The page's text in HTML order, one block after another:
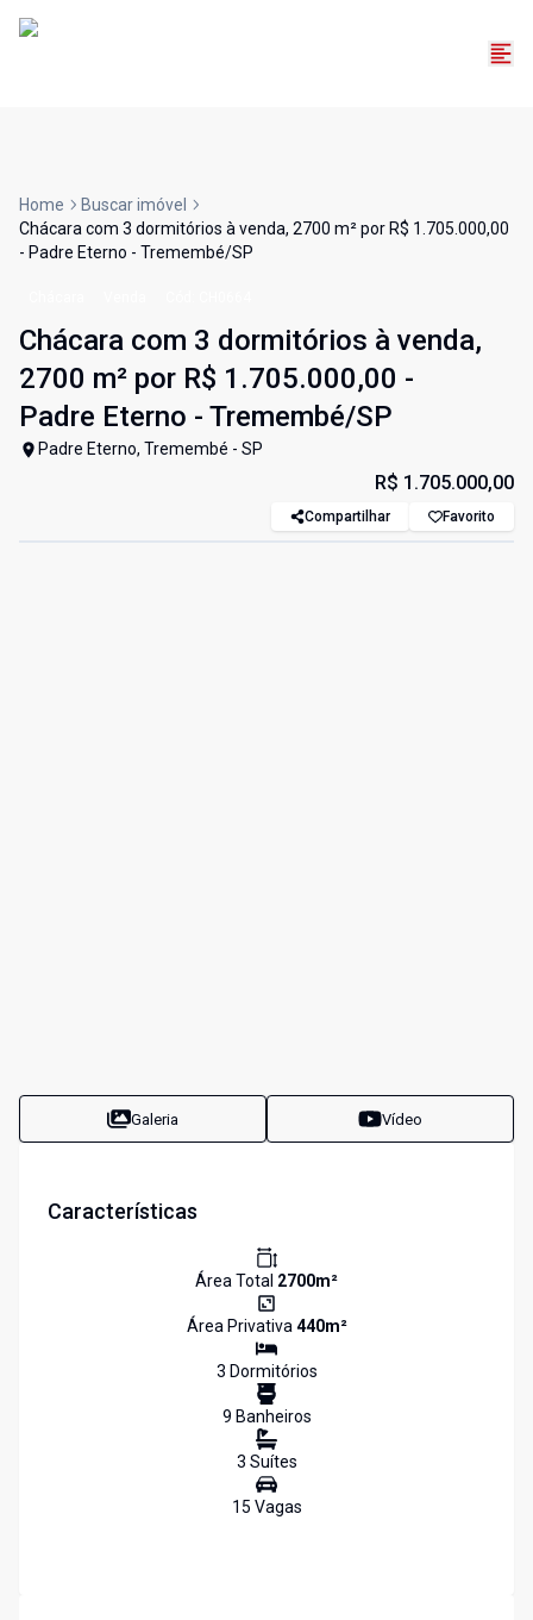
Home
Buscar imóvel
Chácara com 3 dormitórios à venda, 2700 m² por R$ 1.705.000,00
- Padre Eterno - Tremembé/SP
Chácara com 3 dormitórios à venda,
2700 m² por R$ 1.705.000,00 -
Padre Eterno - Tremembé/SP
Padre Eterno, Tremembé - SP
R$ 1.705.000,00
Compartilhar Favorito
Galeria Vídeo
Características
Área Total 2700m²
Área Privativa440m²
3 Dormitórios
9 Banheiros
3 Suítes
15 Vagas